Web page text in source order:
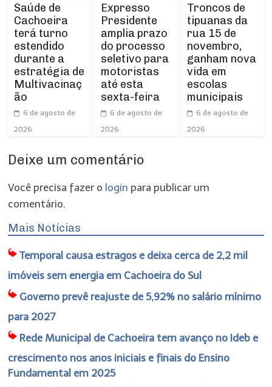
Saúde de
Cachoeira
terá turno
estendido
durante a
estratégia de
Multivacinaç
ão
6 de agosto de
2026
Expresso
Presidente
amplia prazo
do processo
seletivo para
motoristas
até esta
sexta-feira
6 de agosto de
2026
Troncos de
tipuanas da
rua 15 de
novembro,
ganham nova
vida em
escolas
municipais
6 de agosto de
2026
Deixe um comentário
Você precisa fazer o login para publicar um
comentário.
Mais Notícias
Temporal causa estragos e deixa cerca de 2,2 mil
imóveis sem energia em Cachoeira do Sul
Governo prevê reajuste de 5,92% no salário mínimo
para 2027
Rede Municipal de Cachoeira tem avanço no Ideb e
crescimento nos anos iniciais e finais do Ensino
Fundamental em 2025